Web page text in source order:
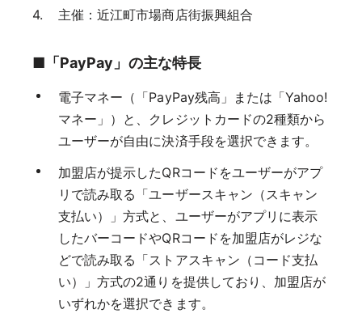
主催：近江町市場商店街振興組合
■「PayPay」の主な特長
電子マネー（「PayPay残高」または「Yahoo!
マネー」）と、クレジットカードの2種類から
ユーザーが自由に決済手段を選択できます。
加盟店が提示したQRコードをユーザーがアプ
リで読み取る「ユーザースキャン（スキャン
支払い）」方式と、ユーザーがアプリに表示
したバーコードやQRコードを加盟店がレジな
どで読み取る「ストアスキャン（コード支払
い）」方式の2通りを提供しており、加盟店が
いずれかを選択できます。